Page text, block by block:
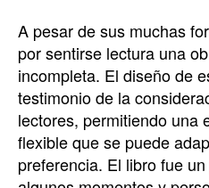
A pesar de sus muchas
por sentirse lectura una
incompleta. El diseño de
testimonio de la
lectores, permitiendo una
flexible que se puede
preferencia. El libro fue